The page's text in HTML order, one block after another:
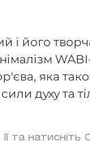
його
яка
духу та
та натисніть